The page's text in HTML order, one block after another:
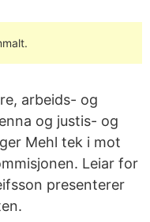
arbeids- og
og justis- og
Mehl tek i mot
Leiar for
presenterer